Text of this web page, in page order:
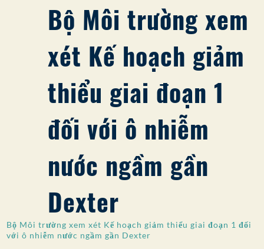
GIẤY PHÉP VÀ GIẤY PHÉP
TUÂN THỦ VÀ THỰC THI
PFAS Ở NM
DỊCH VỤ TRỰC TUYẾN
SỰ THAM GIA CỦA CÔNG CHÚNG
Bộ Môi trường xem
xét Kế hoạch giảm
thiểu giai đoạn 1
đối với ô nhiễm
nước ngầm gần
Dexter
Bộ Môi trường xem xét Kế hoạch giảm thiểu giai đoạn 1 đối
với ô nhiễm nước ngầm gần Dexter